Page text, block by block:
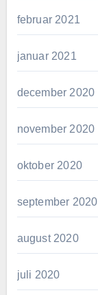
februar 2021
januar 2021
december 2020
november 2020
oktober 2020
september 2020
august 2020
juli 2020